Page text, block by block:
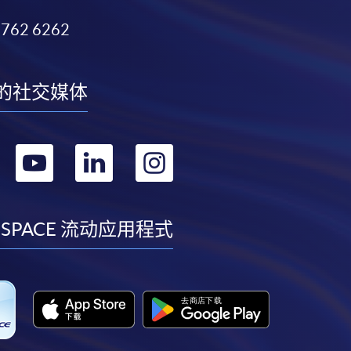
6262
社交媒体
转
youtube
转
linkedin
转
instagram
流动应用程式